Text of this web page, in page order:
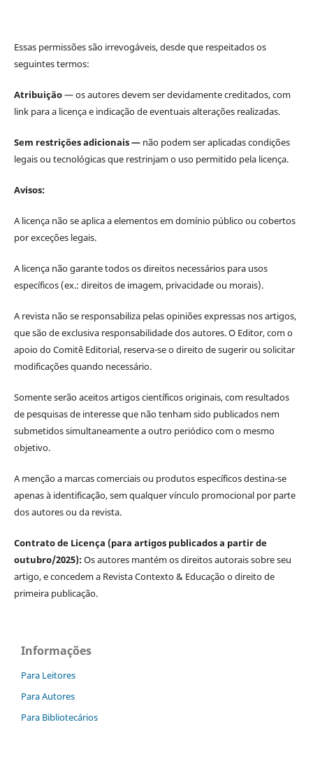
Essas permissões são irrevogáveis, desde que respeitados os
seguintes termos:
Atribuição— os autores devem ser devidamente creditados, com
link para a licença e indicação de eventuais alterações realizadas.
Sem restrições adicionais — não podem ser aplicadas condições
legais ou tecnológicas que restrinjam o uso permitido pela licença.
Avisos:
A licença não se aplica a elementos em domínio público ou cobertos
por exceções legais.
A licença não garante todos os direitos necessários para usos
específicos (ex.: direitos de imagem, privacidade ou morais).
A revista não se responsabiliza pelas opiniões expressas nos artigos,
que são de exclusiva responsabilidade dos autores. O Editor, com o
apoio do Comitê Editorial, reserva-se o direito de sugerir ou solicitar
modificações quando necessário.
Somente serão aceitos artigos científicos originais, com resultados
de pesquisas de interesse que não tenham sido publicados nem
submetidos simultaneamente a outro periódico com o mesmo
objetivo.
A menção a marcas comerciais ou produtos específicos destina-se
apenas à identificação, sem qualquer vínculo promocional por parte
dos autores ou da revista.
Contrato de Licença (para artigos publicados a partir de
outubro/2025):Os autores mantém os direitos autorais sobre seu
artigo, e concedem a Revista Contexto & Educação o direito de
primeira publicação.
Informações
Para Leitores
Para Autores
Para Bibliotecários